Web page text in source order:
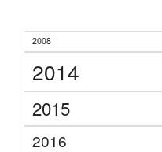
2008
2014
2015
2016